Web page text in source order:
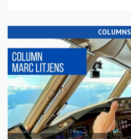
COLUMNS